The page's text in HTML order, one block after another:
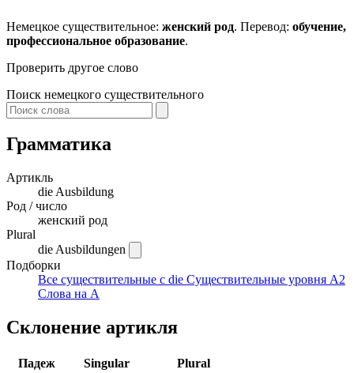
Немецкое существительное: женский род. Перевод: обучение,
профессиональное образование.
Проверить другое слово
Поиск немецкого существительного
Грамматика
Артикль
die Ausbildung
Род / число
женский род
Plural
die Ausbildungen
Подборки
Все существительные с die Существительные уровня A2
Слова на A
Склонение артикля
Падеж Singular
Plural